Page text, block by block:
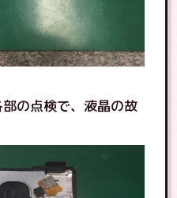
の点検で、液晶の故